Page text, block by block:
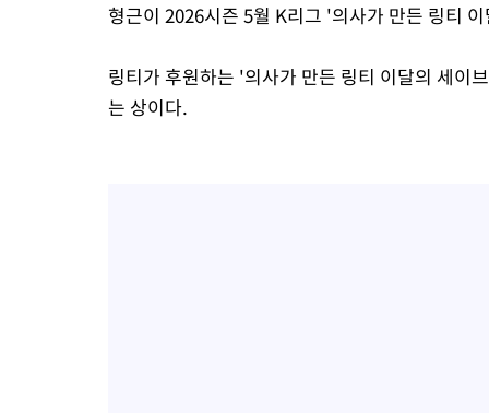
형근이 2026시즌 5월 K리그 '의사가 만든 링티
링티가 후원하는 '의사가 만든 링티 이달의 세이
는 상이다.